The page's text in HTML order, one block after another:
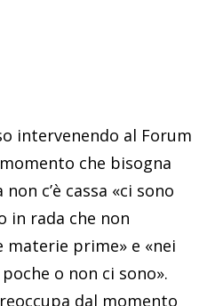
intervenendo al Forum
che bisogna
c’è cassa «ci sono
in rada che non
materie prime» e «nei
o non ci sono».
dal momento